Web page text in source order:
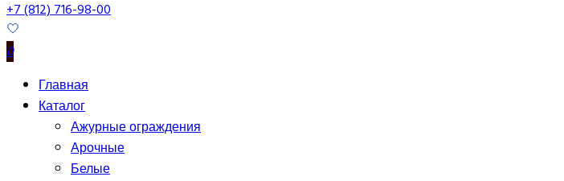
+7 (812) 716-98-00
0
Главная
Каталог
Ажурные ограждения
Арочные
Белые